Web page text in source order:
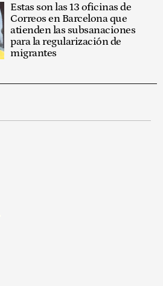
Estas son las 13 oficinas de
Correos en Barcelona que
atienden las subsanaciones
para la regularización de
migrantes